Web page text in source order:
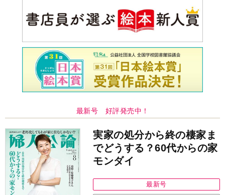
最新号 好評発売中！
実家の処分から終の棲家ま
でどうする？60代からの家
モンダイ
最新号